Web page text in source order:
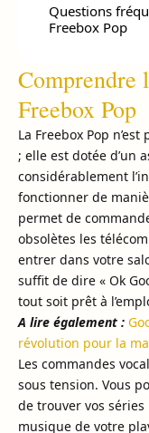
Questions
Freebox Pop
Comprendre
Freebox Pop
La Freebox Pop
; elle est dotée d’un
considérablement
fonctionner de
permet de
obsolètes les
entrer dans votre
suffit de dire « Ok
tout soit prêt à
A lire également :
révolution pour la
Les commandes
sous tension. Vous
de trouver vos
musique de votre